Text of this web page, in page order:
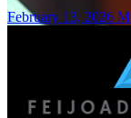
February 13, 2026